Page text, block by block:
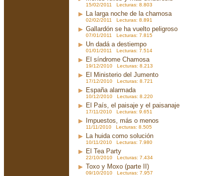
15/02/2011 Lecturas: 8.803
La larga noche de la chamosa
02/02/2011 Lecturas: 8.891
Gallardón se ha vuelto peligroso
07/01/2011 Lecturas: 7.815
Un dadá a destiempo
01/01/2011 Lecturas: 7.514
El síndrome Chamosa
19/12/2010 Lecturas: 8.213
El Ministerio del Jumento
17/12/2010 Lecturas: 8.721
España alarmada
10/12/2010 Lecturas: 8.220
El País, el paisaje y el paisanaje
17/11/2010 Lecturas: 9.651
Impuestos, más o menos
11/11/2010 Lecturas: 8.505
La huida como solución
10/11/2010 Lecturas: 7.980
El Tea Party
22/10/2010 Lecturas: 7.434
Toxo y Moxo (parte II)
09/10/2010 Lecturas: 7.957